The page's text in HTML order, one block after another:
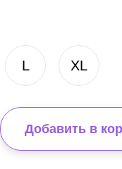
L XL
Добавить в